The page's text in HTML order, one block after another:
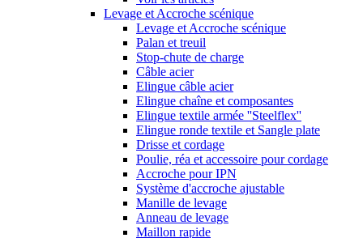
Levage et Accroche scénique
Levage et Accroche scénique
Palan et treuil
Stop-chute de charge
Câble acier
Elingue câble acier
Elingue chaîne et composantes
Elingue textile armée ''Steelflex''
Elingue ronde textile et Sangle plate
Drisse et cordage
Poulie, réa et accessoire pour cordage
Accroche pour IPN
Système d'accroche ajustable
Manille de levage
Anneau de levage
Maillon rapide